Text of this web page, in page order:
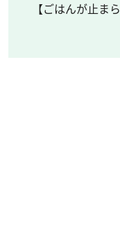
【ごはんが止ま